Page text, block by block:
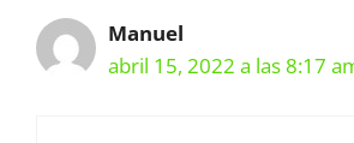
Manuel
abril 15, 2022 a las 8:17